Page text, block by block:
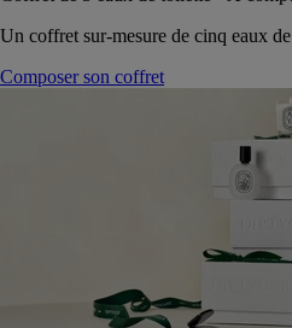
Un coffret sur-mesure de cinq eaux
Composer son coffret